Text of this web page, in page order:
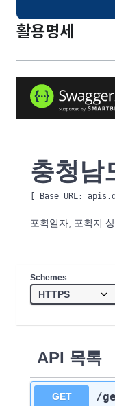
활용명세
충청남
[ Base URL:
포획일자, 포획지
Schemes
API 목록
GET /